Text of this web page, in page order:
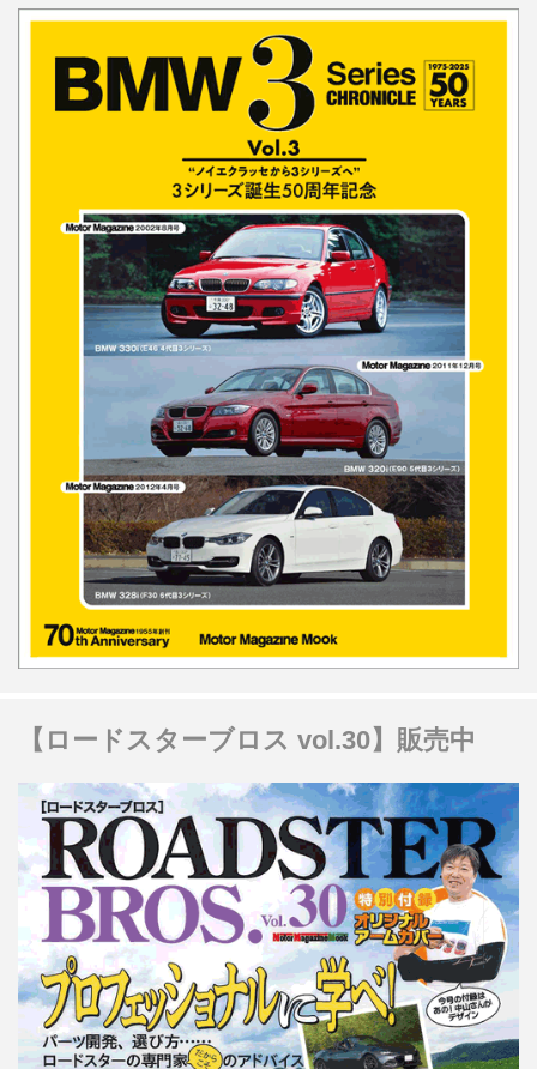
【ロードスターブロス vol.30】販売中